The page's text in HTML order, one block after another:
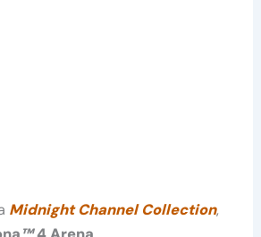
Midnight Channel Collection,